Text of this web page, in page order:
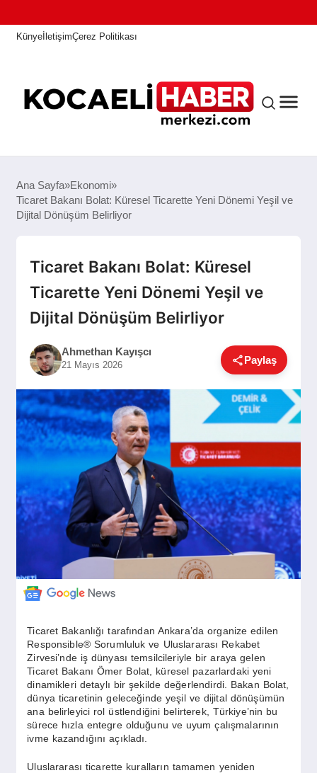
KünyeİletişimÇerez Politikası
ANASAYFA
EĞITIM
EKONOMI
DÜNYA
SAĞLIK
SPOR
YAŞAM
Ana Sayfa Ekonomi
Ticaret Bakanı Bolat: Küresel Ticarette Yeni Dönemi Yeşil ve
Dijital Dönüşüm Belirliyor
Ticaret Bakanı Bolat: Küresel
Ticarette Yeni Dönemi Yeşil ve
Dijital Dönüşüm Belirliyor
Ahmethan Kayışcı
21 Mayıs 2026 Paylaş
Ticaret Bakanlığı tarafından Ankara’da organize edilen
Responsible® Sorumluluk ve Uluslararası Rekabet
Zirvesi’nde iş dünyası temsilcileriyle bir araya gelen
Ticaret Bakanı Ömer Bolat, küresel pazarlardaki yeni
dinamikleri detaylı bir şekilde değerlendirdi. Bakan Bolat,
dünya ticaretinin geleceğinde yeşil ve dijital dönüşümün
ana belirleyici rol üstlendiğini belirterek, Türkiye’nin bu
sürece hızla entegre olduğunu ve uyum çalışmalarının
ivme kazandığını açıkladı.
Uluslararası ticarette kuralların tamamen yeniden